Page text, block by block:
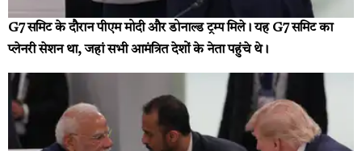
G7 समिट के दौरान पीएम मोदी और डोनाल्ड ट्रम्प मिले। यह G7 समिट का
प्लेनरी सेशन था, जहां सभी आमंत्रित देशों के नेता पहुंचे थे।